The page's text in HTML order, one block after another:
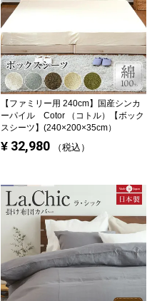
【ファミリー用 240cm】 国産シンカ
ーパイル Cotor （コトル）【ボック
スシーツ】(240×200×35cm）
¥ 32,980 税込